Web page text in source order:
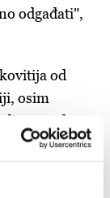
odgađati",
od
osim
agende.
firme
multiplikacije
a zračne